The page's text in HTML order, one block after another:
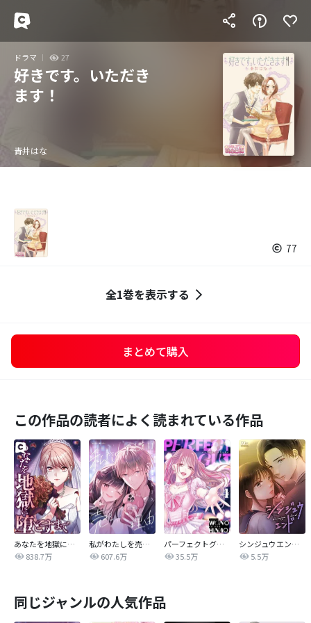
ドラマ 27
好きです。いただき
ます！
青井はな
77
全1巻を表示する
まとめて購入
この作品の読者によく読まれている作品
あなたを地獄に堕とすまで
838.7万
私がわたしを売る理由
607.6万
パーフェクトグリッター
35.5万
シンジュウエンド【タテヨミ】
5.5万
同じジャンルの人気作品